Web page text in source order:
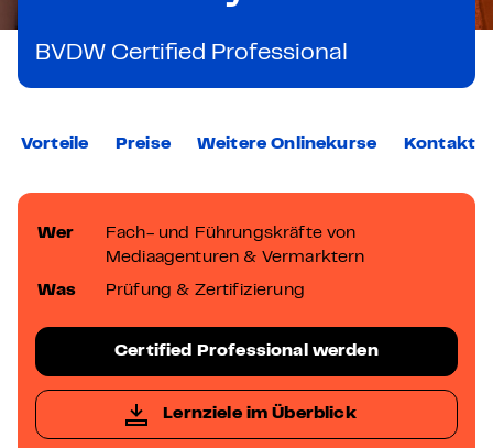
BVDW Certified Professional
Vorteile Preise Weitere Onlinekurse Kontakt
Wer
Fach- und Führungskräfte von
Mediaagenturen & Vermarktern
Was Prüfung & Zertifizierung
Certified Professional werden
Lernziele im Überblick